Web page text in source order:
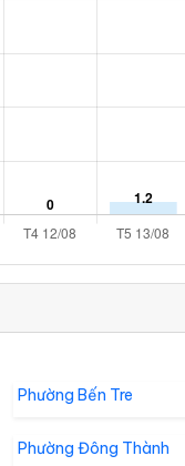
Phường Bến Tre
Phường Đông Thành